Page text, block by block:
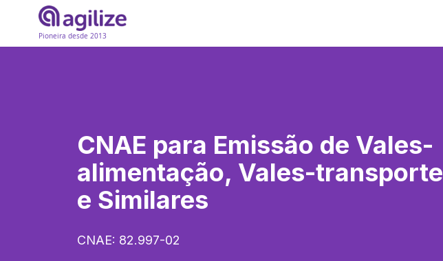
Pioneira desde 2013
CNAE para Emissão de Vales-
alimentação, Vales-transporte
e Similares
CNAE: 82.997-02